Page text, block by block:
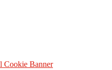
Cookie Banner